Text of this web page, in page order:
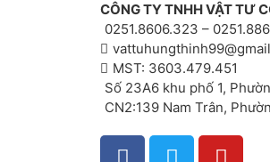
CÔNG TY TNHH VẬT TƯ
0251.8606.323 –
MST: 3603.479.451
Số 23A6 khu phố 1,
CN2:139 Nam Trân,